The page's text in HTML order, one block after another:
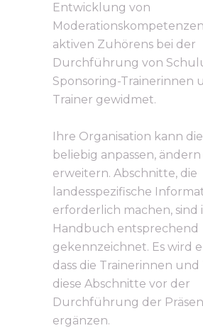
Entwicklung von
aktiven Zuhörens bei der
Durchführung von
Sponsoring-Trainerinnen
Trainer gewidmet.
Ihre Organisation kann
beliebig anpassen,
erweitern. Abschnitte, die
landesspezifische
erforderlich machen, sind
Handbuch entsprechend
gekennzeichnet. Es wird
dass die Trainerinnen und
diese Abschnitte vor der
Durchführung der
ergänzen.